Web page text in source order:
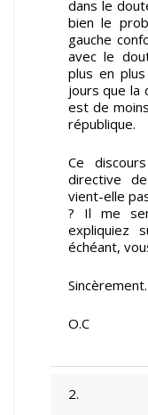
dans le
bien le
gauche
avec le
plus en
jours que la
est de
république.
Ce
directive
vient-elle
? Il me
expliquiez
échéant,
Sincèrement.
O.C